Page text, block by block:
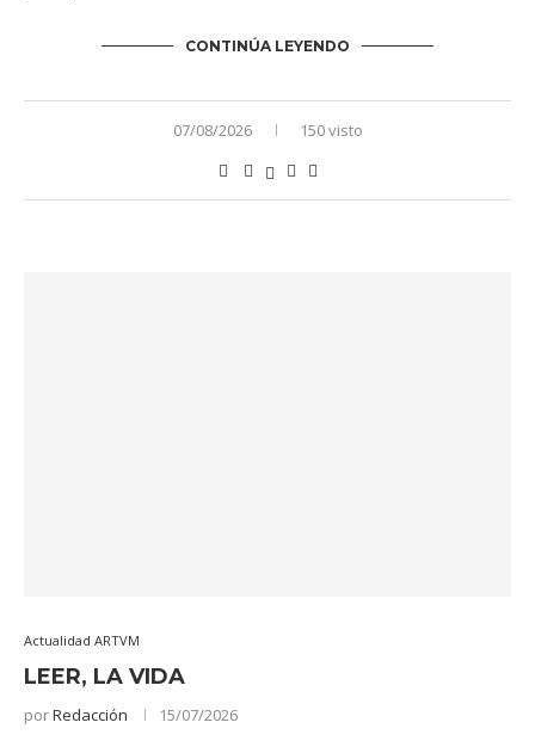
CONTINÚA LEYENDO
07/08/2026 150 visto
Actualidad ARTVM
LEER, LA VIDA
porRedacción 15/07/2026